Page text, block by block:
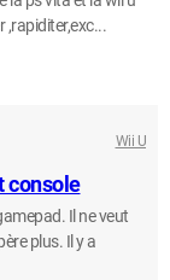
,rapiditer,exc...
Wii U
console
Il ne veut
plus. Il y a